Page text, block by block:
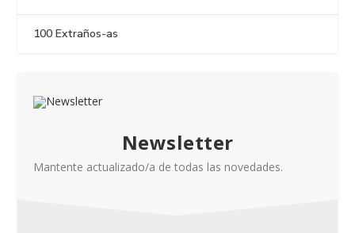
100 Extraños-as
Newsletter
Mantente actualizado/a de todas las novedades.